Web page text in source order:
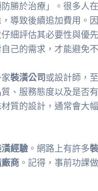
防勝於治療」。很多人
導致後續追加費用。
細評估其必要性與優
己的需求，才能避免
裝潢公司或設計師，
、服務態度以及是否
質的設計，通常會大
經驗 。網路上有許多
商 。記得，事前功課